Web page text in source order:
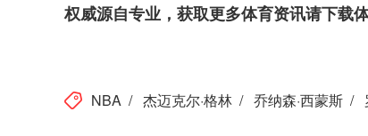
权威源自专业，获取更多体育资讯请下载
NBA / 杰迈克尔·格林 / 乔纳森·西蒙斯 /